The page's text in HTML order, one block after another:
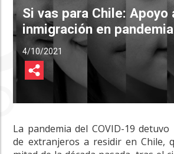
Si vas para Chile: Apoyo
inmigración en pandemia
4/10/2021
La pandemia del COVID-19
de extranjeros a residir en Chile,